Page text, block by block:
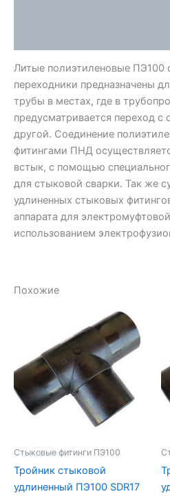
Литые полиэтиленовые ПЭ100
переходники предназначены
трубы в местах, где в
предусматривается переход с
другой. Соединение
фитингами ПНД
встык, с помощью
для стыковой сварки. Так же
удлиненных стыковых
аппарата для
использованием
Похожие
Стыковые фитинги ПЭ100
Тройник стыковой
удлиненный ПЭ100 SDR17